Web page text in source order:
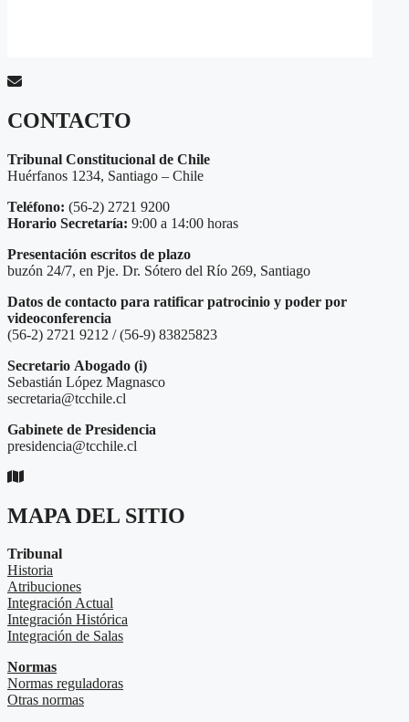
CONTACTO
Tribunal Constitucional de Chile
Huérfanos 1234, Santiago – Chile
Teléfono: (56-2) 2721 9200
Horario Secretaría: 9:00 a 14:00 horas
Presentación escritos de plazo
buzón 24/7, en Pje. Dr. Sótero del Río 269, Santiago
Datos de contacto para ratificar patrocinio y poder por
videoconferencia
(56-2) 2721 9212 / (56-9) 83825823
Secretario Abogado (i)
Sebastián López Magnasco
secretaria@tcchile.cl
Gabinete de Presidencia
presidencia@tcchile.cl
MAPA DEL SITIO
Tribunal
Historia
Atribuciones
Integración Actual
Integración Histórica
Integración de Salas
Normas
Normas reguladoras
Otras normas